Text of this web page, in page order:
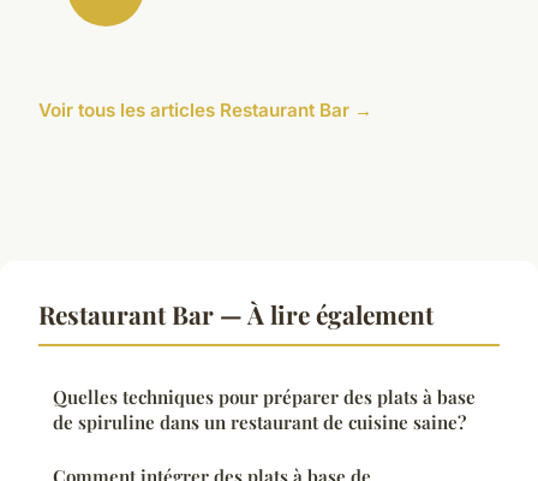
Voir tous les articles Restaurant Bar →
Restaurant Bar — À lire également
Quelles techniques pour préparer des plats à base
de spiruline dans un restaurant de cuisine saine?